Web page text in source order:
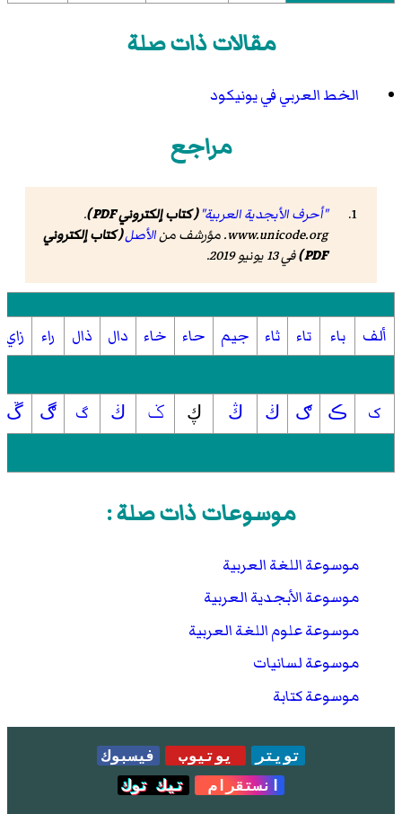
مقالات ذات صلة
الخط العربي في يونيكود
مراجع
"أحرف الأبجدية العربية" ( كتاب إلكتروني PDF )
.
www.unicode.org. مؤرشف منالأصل( كتاب إلكتروني
PDF ) في 13 يونيو 2019.
ألف باء تاء ثاء جيم حاء خاء دال ذال راء زاي
ک ڪ ګ ڬ ڭ ڮ ݢ ڬ گ ڰ ڱ
موسوعات ذات صلة :
موسوعة اللغة العربية
موسوعة الأبجدية العربية
موسوعة علوم اللغة العربية
موسوعة لسانيات
موسوعة كتابة
تويتر يوتيوب
فيسبوك
انستقرام
تيك توك